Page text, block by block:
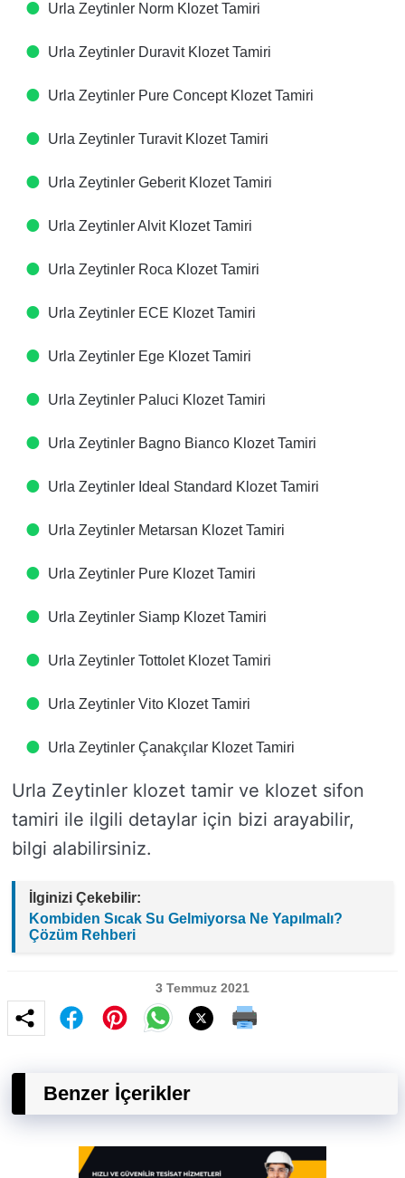
Urla Zeytinler Norm Klozet Tamiri
Urla Zeytinler Duravit Klozet Tamiri
Urla Zeytinler Pure Concept Klozet Tamiri
Urla Zeytinler Turavit Klozet Tamiri
Urla Zeytinler Geberit Klozet Tamiri
Urla Zeytinler Alvit Klozet Tamiri
Urla Zeytinler Roca Klozet Tamiri
Urla Zeytinler ECE Klozet Tamiri
Urla Zeytinler Ege Klozet Tamiri
Urla Zeytinler Paluci Klozet Tamiri
Urla Zeytinler Bagno Bianco Klozet Tamiri
Urla Zeytinler Ideal Standard Klozet Tamiri
Urla Zeytinler Metarsan Klozet Tamiri
Urla Zeytinler Pure Klozet Tamiri
Urla Zeytinler Siamp Klozet Tamiri
Urla Zeytinler Tottolet Klozet Tamiri
Urla Zeytinler Vito Klozet Tamiri
Urla Zeytinler Çanakçılar Klozet Tamiri
Urla Zeytinler klozet tamir ve klozet sifon
tamiri ile ilgili detaylar için bizi arayabilir,
bilgi alabilirsiniz.
İlginizi Çekebilir:
Kombiden Sıcak Su Gelmiyorsa Ne Yapılmalı?
Çözüm Rehberi
3 Temmuz 2021
Benzer İçerikler